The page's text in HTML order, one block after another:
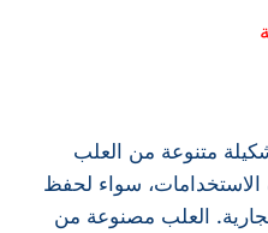
متنوعة من العلب
الاستخدامات، سواء لحفظ
العلب مصنوعة من